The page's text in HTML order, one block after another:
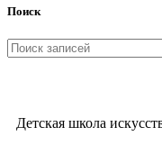
Поиск
Детская школа